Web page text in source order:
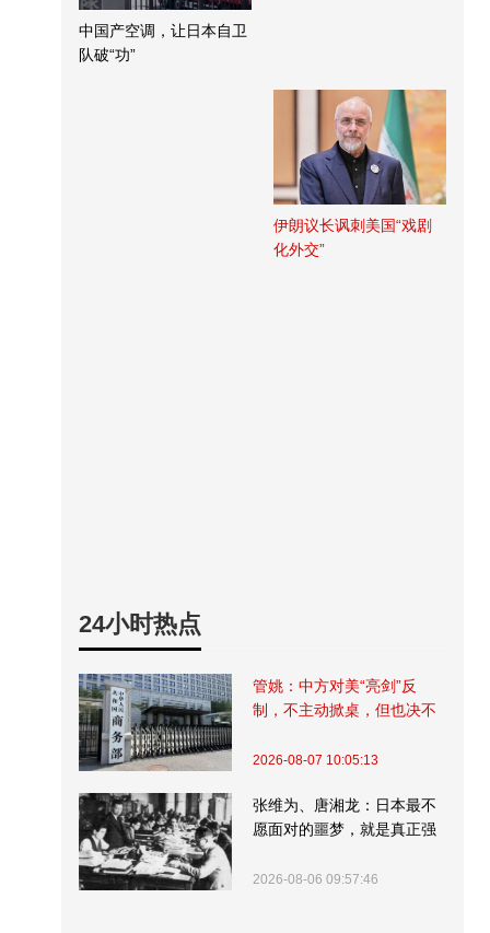
中国产空调，让日本自卫
队破“功”
伊朗议长讽刺美国“戏剧
化外交”
24小时热点
管姚：中方对美“亮剑”反
制，不主动掀桌，但也决不
2026-08-07 10:05:13
张维为、唐湘龙：日本最不
愿面对的噩梦，就是真正强
2026-08-06 09:57:46